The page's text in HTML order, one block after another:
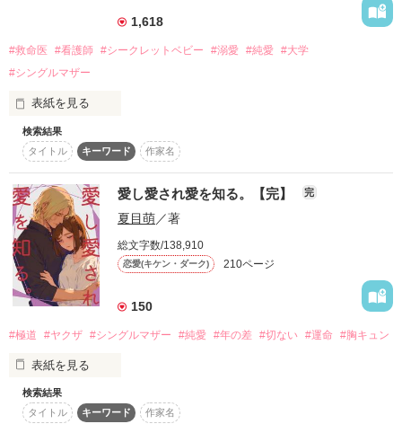
樹とまさかの再会！？　意地悪で、とびきり甘い彼の誘惑に繭
はあらがえなくて……。
作品を読む
1,618
#救命医 #看護師 #シークレットベビー #溺愛 #純愛 #大学
#シングルマザー
表紙を見る
武藤　優里（むとう　ゆうり）29歳　看護師。今は一人娘の紗
良（さら）を育てながら働くシングルマザー。
竹中　斗真（たけなか　とうま）29歳　救命医。医師になり5
年目。
2人は大学で知り合い、お互い惹かれ合うようになった。学生
の頃は時間に融通が利いていたが仕事を始め、すれ違うように
なった。
お互いの仕事に理解があるはずだったが溝が深まり、自然消滅
してしまった。
2023.2.17  完結
2024.5.16マカロン文庫様より発売されました。内容はブラッ
シュアップされ、番外編も入っております。
検索結果
タイトル
キーワード 作家名
愛し愛され愛を知る。【完】 完
夏目萌／著
総文字数/138,910
恋愛(キケン・ダーク) 210ページ
150
#極道 #ヤクザ #シングルマザー #純愛 #年の差 #切ない #運命 #胸キュン
表紙を見る
※別で番外編を集めた短編集、スピンオフ作品もあります。本
編読了後に是非。
検索結果
タイトル
キーワード 作家名